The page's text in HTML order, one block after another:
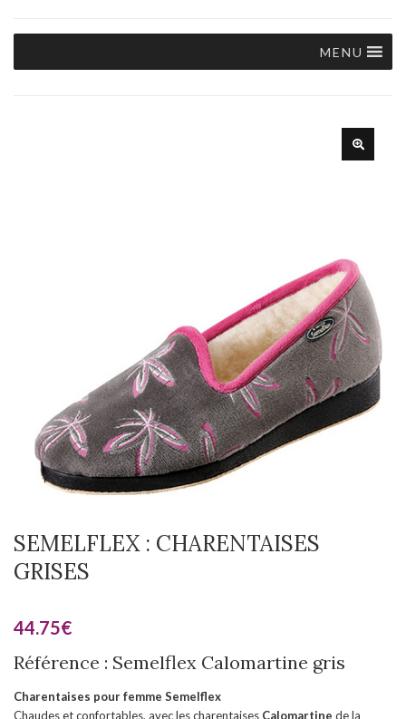
MENU
SEMELFLEX : CHARENTAISES
GRISES
44.75€
Référence : Semelflex Calomartine gris
Charentaises pour femme Semelflex
Chaudes et confortables, avec les charentaises Calomartine de la